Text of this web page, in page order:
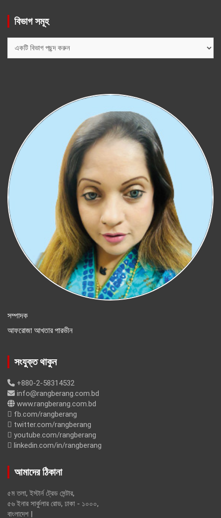
বিভাগ সমূহ
সম্পাদক
আফরোজা আখতার পারভীন
সংযুক্ত থাকুন
+880-2-58314532
info@rangberang.com.bd
www.rangberang.com.bd
fb.com/rangberang
twitter.com/rangberang
youtube.com/rangberang
linkedin.com/in/rangberang
আমাদের ঠিকানা
৫ম তলা, ইস্টার্ন ট্রেড সেন্টার,
৫৬ ইনার সার্কুলার রোড, ঢাকা - ১০০০,
বাংলাদেশ |